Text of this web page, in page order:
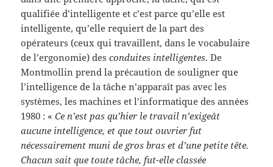
qualifiée d’intelligente et c’est parce qu’elle est
intelligente, qu’elle requiert de la part des
opérateurs (ceux qui travaillent, dans le vocabulaire
de l’ergonomie) desconduites intelligentes. De
Montmollin prend la précaution de souligner que
l’intelligence de la tâche n’apparaît pas avec les
systèmes, les machines et l’informatique des années
1980 : «Ce n’est pas qu’hier le travail n’exigeât
aucune intelligence, et que tout ouvrier fut
nécessairement muni de gros bras et d’une petite tête.
Chacun sait que toute tâche, fut-elle classée